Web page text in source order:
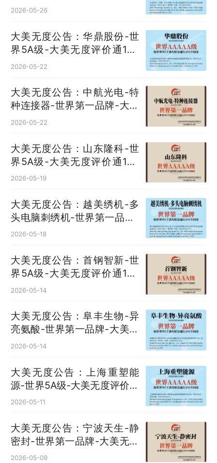
无度评价通193国
2026-05-26
大美无度公告：华鼎股份-世
界5A级-大美无度评价通193
国
2026-05-22
大美无度公告：中航光电-特
种连接器‌-世界第一品牌-大美
无度评价通193国
2026-05-22
大美无度公告：山东隆科-世
界5A级-大美无度评价通193
国
2026-05-19
大美无度公告：越美绣机-多
头电脑刺绣机‌-世界第一品牌-
大美无度评价通193国
2026-05-18
大美无度公告：首钢智新-世
界5A级-大美无度评价通193
国
2026-05-14
大美无度公告：阜丰生物-异
亮氨酸‌-世界第一品牌-大美无
度评价通193国
2026-05-14
大美无度公告：上海重塑能
源-世界5A级-大美无度评价通
193国
2026-05-11
大美无度公告：宁波天生-静
密封‌-世界第一品牌-大美无度
评价通193国
2026-05-09